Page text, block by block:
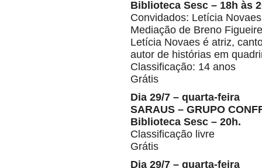
Biblioteca Sesc – 18h às
Convidados: Letícia
Mediação de Breno
Letícia Novaes é atriz,
autor de histórias em
Classificação: 14 anos
Grátis
Dia 29/7 – quarta-feira
SARAUS – GRUPO
Biblioteca Sesc – 20h.
Classificação livre
Grátis
Dia 29/7 – quarta-feira